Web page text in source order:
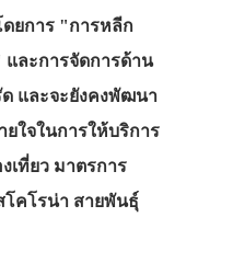
ยการ "การหลีก
และการจัดการด้าน
และจะยังคงพัฒนา
ยใจในการให้บริการ
เที่ยว มาตรการ
โคโรน่า สายพันธุ์